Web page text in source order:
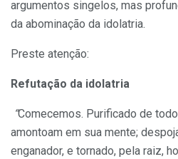
argumentos singelos, mas
da abominação da idolatria.
Preste atenção:
Refutação da idolatria
“Comecemos. Purificado de
amontoam em sua mente;
enganador, e tornado, pela raiz,